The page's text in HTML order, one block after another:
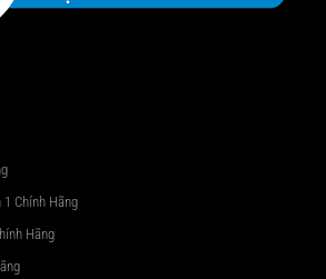
Chính Hãng
Hãng